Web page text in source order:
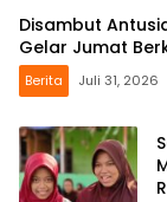
Disambut
Gelar Jumat
Berita Juli 31, 2026